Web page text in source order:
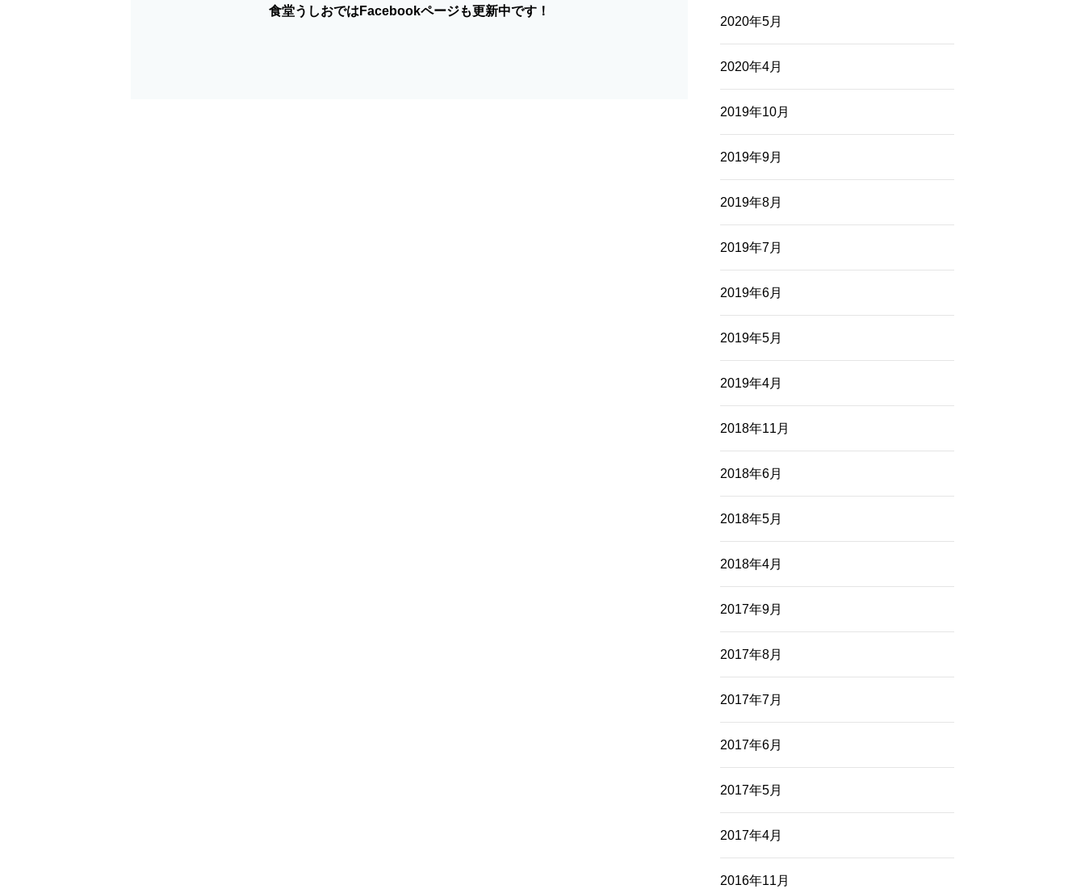
食堂うしおではFacebookページも更新中です！
2020年5月
2020年4月
2019年10月
2019年9月
2019年8月
2019年7月
2019年6月
2019年5月
2019年4月
2018年11月
2018年6月
2018年5月
2018年4月
2017年9月
2017年8月
2017年7月
2017年6月
2017年5月
2017年4月
2016年11月